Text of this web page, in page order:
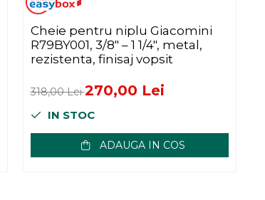
Cheie pentru niplu Giacomini
R79BY001, 3/8" – 1 1/4", metal,
rezistenta, finisaj vopsit
318,00 Lei270,00 Lei
IN STOC
ADAUGA IN COS